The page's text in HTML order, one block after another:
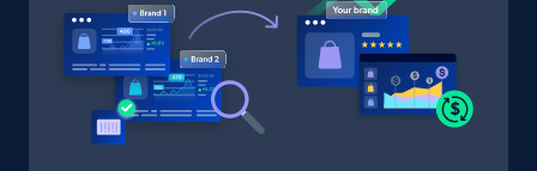
Amazon products global dataset - Collect
products from Brands URLs
Title, Seller name, Brand, Description, Initial
price, Currency, Availability, Reviews count, and